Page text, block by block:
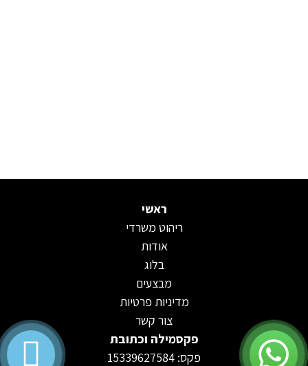
ראשי
ריהוט משרדי
אודות
בלוג
מבצעים
מדיניות פרטיות
צור קשר
פקסמילה וכתובת
פקס: 15339627584